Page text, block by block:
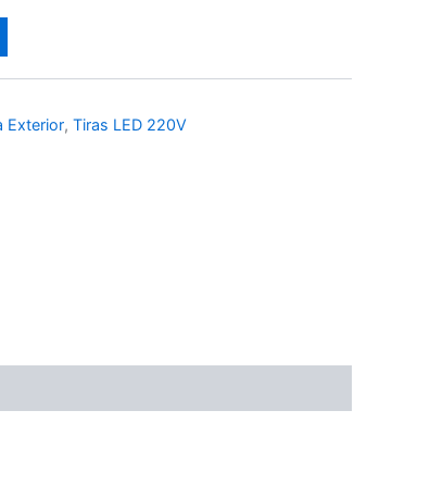
Exterior, Tiras LED 220V